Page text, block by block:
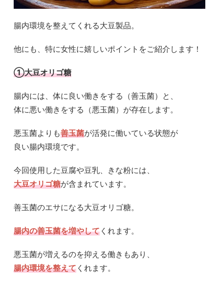
腸内環境を整えてくれる大豆製品。
他にも、特に女性に嬉しいポイントをご紹介します！
①大豆オリゴ糖
腸内には、体に良い働きをする（善玉菌）と、
体に悪い働きをする（悪玉菌）が存在します。
悪玉菌よりも善玉菌が活発に働いている状態が
良い腸内環境です。
今回使用した豆腐や豆乳、きな粉には、
大豆オリゴ糖が含まれています。
善玉菌のエサになる大豆オリゴ糖。
腸内の善玉菌を増やして くれます。
悪玉菌が増えるのを抑える働きもあり、
腸内環境を整えて くれます。